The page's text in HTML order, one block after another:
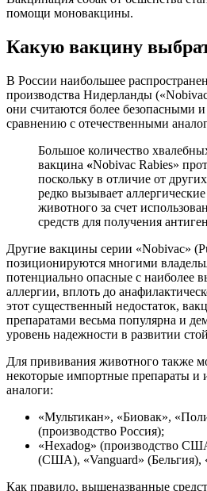
помощи моновакцины.
Какую вакцину
В России наибольшее
производства Нидерланды
они считаются более безопасными
сравнению с отечественными
Большое количество
вакцина «Nobivac Rabies»
поскольку в отличие от
редко вызывает
животного за счет
средств для получения
Другие вакцины серии «Nobivac»
позиционируются многими
потенциально опасные с наиболее
аллергии, вплоть до
этот существенный недостаток,
препаратами весьма популярна и
уровень надежности в развитии
Для прививания животного также
некоторые импортные препараты и
аналоги:
«Мультикан», «Биовак»,
(производство Россия);
«Hexadog» (производство
(США), «Vanguard» (Бельгия),
Как правило, вышеназванные